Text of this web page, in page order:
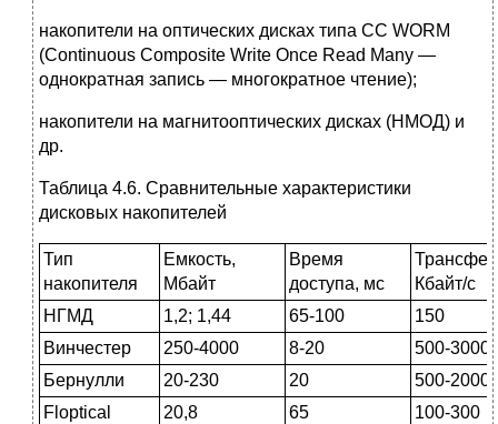
накопители на оптических дисках типа СС WORM
(Continuous Composite Write Once Read Many —
однократная запись — многократное чтение);
накопители на магнитооптических дисках (НМОД) и
др.
Таблица 4.6. Сравнительные характеристики
дисковых накопителей
Тип
накопителя
Емкость,
Мбайт
Время
доступа, мс
Кбайт/с
НГМД
1,2; 1,44 65-100
150
Винчестер
250-4000 8-20
500-3000
Бернулли
20-230 20
500-2000
Floptical
20,8 65
100-300